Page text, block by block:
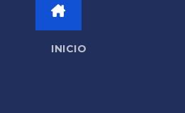
INICIO